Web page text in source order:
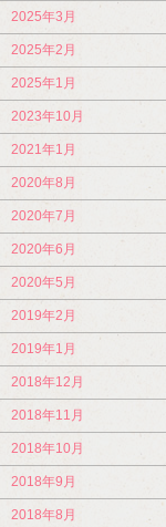
2025年3月
2025年2月
2025年1月
2023年10月
2021年1月
2020年8月
2020年7月
2020年6月
2020年5月
2019年2月
2019年1月
2018年12月
2018年11月
2018年10月
2018年9月
2018年8月